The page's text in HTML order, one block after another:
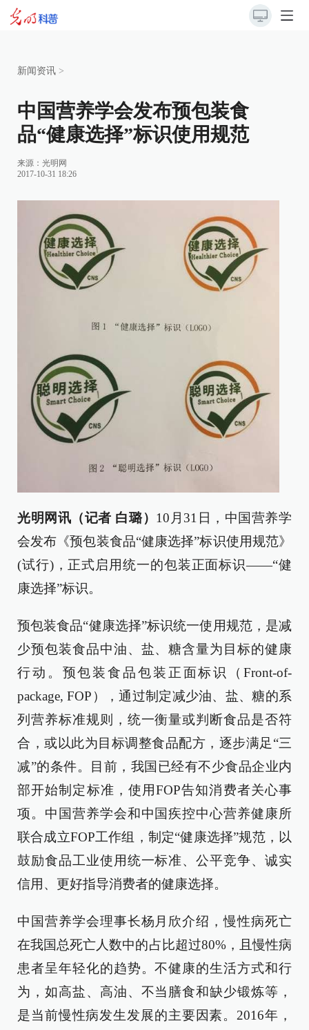
新闻资讯 >
中国营养学会发布预包装食
品“健康选择”标识使用规范
来源：光明网
2017-10-31 18:26
光明网讯（记者 白璐） 10月31日，中国营养学
会发布《预包装食品“健康选择”标识使用规范》
(试行)，正式启用统一的包装正面标识——“健
康选择”标识。
预包装食品“健康选择”标识统一使用规范，是减
少预包装食品中油、盐、糖含量为目标的健康
行动。预包装食品包装正面标识（Front-of-
package, FOP），通过制定减少油、盐、糖的系
列营养标准规则，统一衡量或判断食品是否符
合，或以此为目标调整食品配方，逐步满足“三
减”的条件。目前，我国已经有不少食品企业内
部开始制定标准，使用FOP告知消费者关心事
项。中国营养学会和中国疾控中心营养健康所
联合成立FOP工作组，制定“健康选择”规范，以
鼓励食品工业使用统一标准、公平竞争、诚实
信用、更好指导消费者的健康选择。
中国营养学会理事长杨月欣介绍，慢性病死亡
在我国总死亡人数中的占比超过80%，且慢性病
患者呈年轻化的趋势。不健康的生活方式和行
为，如高盐、高油、不当膳食和缺少锻炼等，
是当前慢性病发生发展的主要因素。2016年，